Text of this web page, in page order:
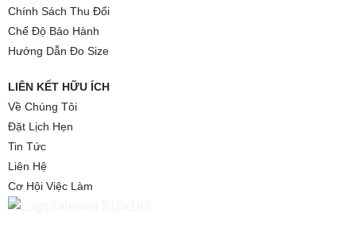
Chính Sách Thu Đổi
Chế Độ Bảo Hành
Hướng Dẫn Đo Size
LIÊN KẾT HỮU ÍCH
Về Chúng Tôi
Đặt Lịch Hẹn
Tin Tức
Liên Hệ
Cơ Hội Việc Làm